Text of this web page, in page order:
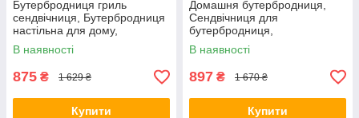
Бутербродниця гриль
сендвічниця, Бутербродниця
настільна для дому,
бутербродниці настільний
гриль MS-95
В наявності
875 ₴ 1 629 ₴
Купити
Домашня бутербродниця,
Сендвічниця для
бутербродниця,
бутербродниці настільний
гриль LO-71
В наявності
897 ₴ 1 670 ₴
Купити